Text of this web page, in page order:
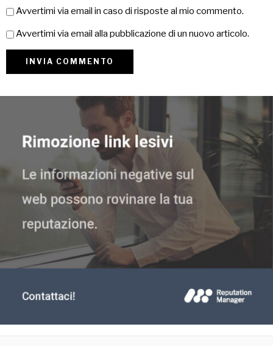
Avvertimi via email in caso di risposte al mio commento.
Avvertimi via email alla pubblicazione di un nuovo articolo.